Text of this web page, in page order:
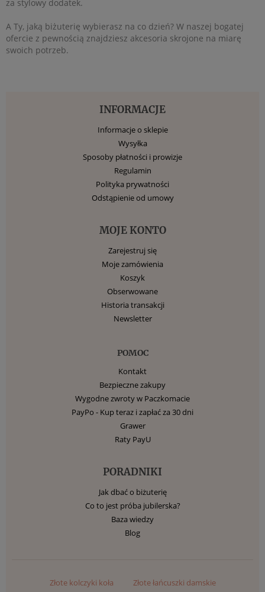
za stylowy dodatek.
A Ty, jaką biżuterię wybierasz na co dzień? W naszej bogatej
ofercie z pewnością znajdziesz akcesoria skrojone na miarę
swoich potrzeb.
INFORMACJE
Informacje o sklepie
Wysyłka
Sposoby płatności i prowizje
Regulamin
Polityka prywatności
Odstąpienie od umowy
MOJE KONTO
Zarejestruj się
Moje zamówienia
Koszyk
Obserwowane
Historia transakcji
Newsletter
POMOC
Kontakt
Bezpieczne zakupy
Wygodne zwroty w Paczkomacie
PayPo - Kup teraz i zapłać za 30 dni
Grawer
Raty PayU
PORADNIKI
Jak dbać o biżuterię
Co to jest próba jubilerska?
Baza wiedzy
Blog
Złote kolczyki koła Złote łańcuszki damskie